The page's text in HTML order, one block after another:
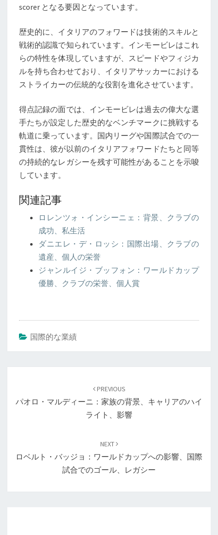
scorer となる要因となっています。
歴史的に、イタリアのフォワードは技術的スキルと
戦術的認識で知られています。インモービレはこれ
らの特性を体現していますが、スピードやフィジカ
ルを持ち合わせており、イタリアサッカーにおける
ストライカーの伝統的な役割を進化させています。
得点記録の面では、インモービレは過去の偉大な選
手たちが設定した歴史的なベンチマークに挑戦する
軌道に乗っています。国内リーグや国際試合での一
貫性は、彼が以前のイタリアフォワードたちと同等
の持続的なレガシーを残す可能性があることを示唆
しています。
関連記事
ロレンツォ・インシーニェ：背景、クラブの
成功、私生活
ダニエレ・デ・ロッシ：国際出場、クラブの
遺産、個人の栄誉
ジャンルイジ・ブッフォン：ワールドカップ
優勝、クラブの栄誉、個人賞
国際的な業績
PREVIOUS
パオロ・マルディーニ：家族の背景、キャリアのハイ
ライト、影響
NEXT
ロベルト・バッジョ：ワールドカップへの影響、国際
試合でのゴール、レガシー